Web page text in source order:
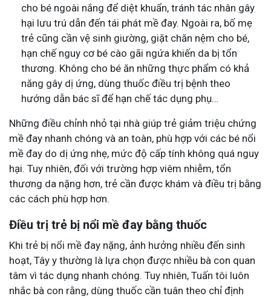
cho bé ngoài nắng để diệt khuẩn, tránh tác nhân gây
hại lưu trú dẫn đến tái phát mề đay. Ngoài ra, bố mẹ
trẻ cũng cần vệ sinh giường, giặt chăn nệm cho bé,
hạn chế nguy cơ bé cào gãi ngứa khiến da bị tổn
thương. Không cho bé ăn những thực phẩm có khả
năng gây dị ứng, dùng thuốc điều trị bệnh theo
hướng dẫn bác sĩ để hạn chế tác dụng phụ…
Những điều chỉnh nhỏ tại nhà giúp trẻ giảm triệu chứng
mề đay nhanh chóng và an toàn, phù hợp với các bé nổi
mề đay do dị ứng nhẹ, mức độ cấp tính không quá nguy
hại. Tuy nhiên, đối với trường hợp viêm nhiễm, tổn
thương da nặng hơn, trẻ cần được khám và điều trị bằng
các cách phù hợp hơn.
Điều trị trẻ bị nổi mề đay bằng thuốc
Khi trẻ bị nổi mề đay nặng, ảnh hưởng nhiều đến sinh
hoạt, Tây y thường là lựa chọn được nhiều bà con quan
tâm vì tác dụng nhanh chóng. Tuy nhiên, Tuấn tôi luôn
nhắc bà con rằng, dùng thuốc cần tuân theo chỉ định